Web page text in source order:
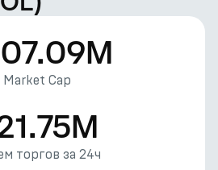
Market Cap
торгов за 24ч